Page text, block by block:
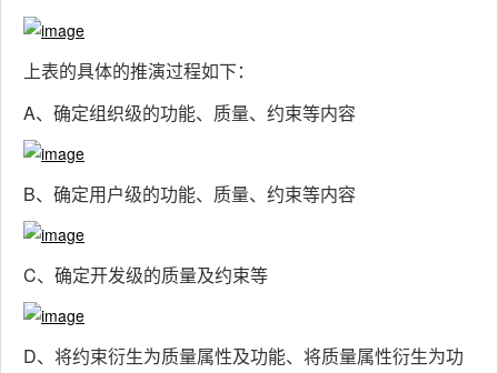
上表的具体的推演过程如下：
A、确定组织级的功能、质量、约束等内容
B、确定用户级的功能、质量、约束等内容
C、确定开发级的质量及约束等
D、将约束衍生为质量属性及功能、将质量属性衍生为功